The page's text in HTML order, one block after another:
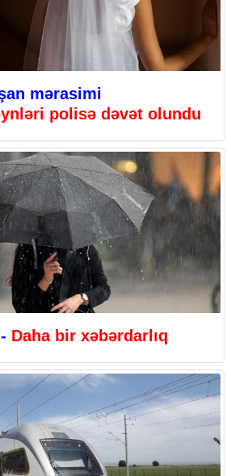
mərasimi
polisə dəvət olundu
Daha bir xəbərdarlıq